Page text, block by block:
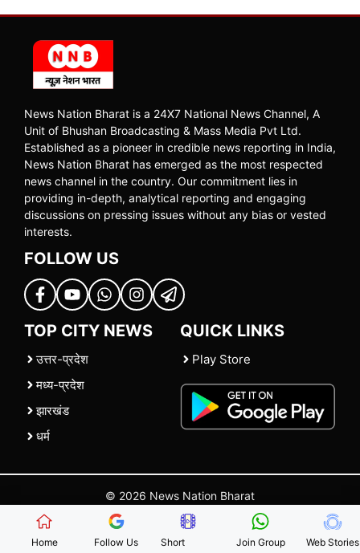
News Nation Bharat is a 24X7 National News Channel, A
Unit of Bhushan Broadcasting & Mass Media Pvt Ltd.
Established as a pioneer in credible news reporting in India,
News Nation Bharat has emerged as the most respected
news channel in the country. Our commitment lies in
providing in-depth, analytical reporting and engaging
discussions on pressing issues without any bias or vested
interests.
FOLLOW US
TOP CITY NEWS
उत्तर-प्रदेश
मध्य-प्रदेश
झारखंड
धर्म
QUICK LINKS
Play Store
© 2026 News Nation Bharat
| |Contact Us |Policies Terms and Conditions
Home Follow Us Short Join Group Web Stories